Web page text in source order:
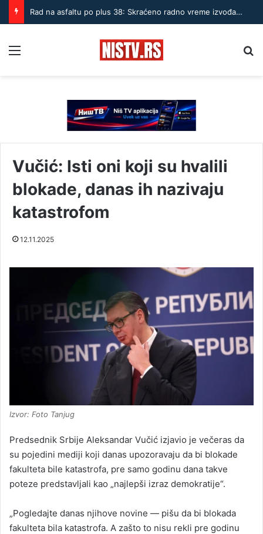
Rad na asfaltu po plus 38: Skraćeno radno vreme izvođača u Nišu
Vučić: Isti oni koji su hvalili
blokade, danas ih nazivaju
katastrofom
12.11.2025
Izvor: Foto Tanjug
Predsednik Srbije Aleksandar Vučić izjavio je večeras da
su pojedini mediji koji danas upozoravaju da bi blokade
fakulteta bile katastrofa, pre samo godinu dana takve
poteze predstavljali kao „najlepši izraz demokratije“.
„Pogledajte danas njihove novine — pišu da bi blokada
fakulteta bila katastrofa. A zašto to nisu rekli pre godinu